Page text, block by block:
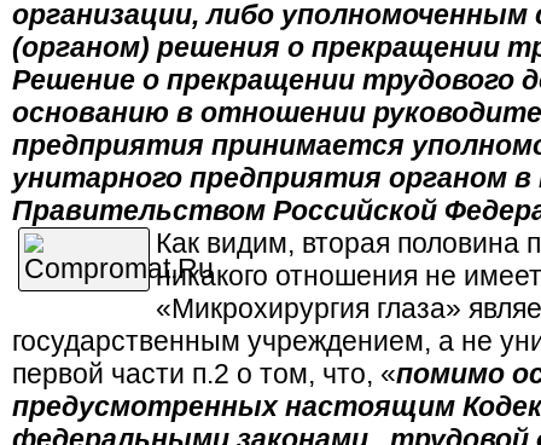
организации, либо
(органом) решения о прекращении
Решение о прекращении трудового
основанию в отношении
предприятия принимается
унитарного предприятия органом
Правительством Российской
Как видим, вторая половина
никакого отношения не
«Микрохирургия глаза»
государственным учреждением, а не
первой части п.2 о том, что, «помимо
предусмотренных настоящим